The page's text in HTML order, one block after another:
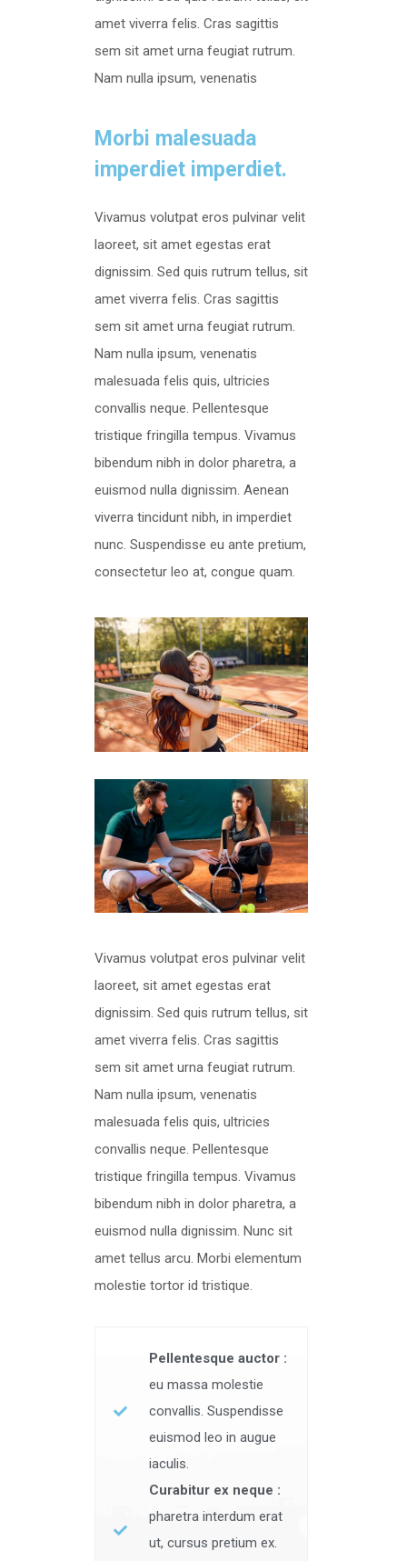
amet viverra felis. Cras sagittis
sem sit amet urna feugiat rutrum.
Nam nulla ipsum, venenatis
Morbi malesuada
imperdiet imperdiet.
Vivamus volutpat eros pulvinar velit
laoreet, sit amet egestas erat
dignissim. Sed quis rutrum tellus, sit
amet viverra felis. Cras sagittis
sem sit amet urna feugiat rutrum.
Nam nulla ipsum, venenatis
malesuada felis quis, ultricies
convallis neque. Pellentesque
tristique fringilla tempus. Vivamus
bibendum nibh in dolor pharetra, a
euismod nulla dignissim. Aenean
viverra tincidunt nibh, in imperdiet
nunc. Suspendisse eu ante pretium,
consectetur leo at, congue quam.
Vivamus volutpat eros pulvinar velit
laoreet, sit amet egestas erat
dignissim. Sed quis rutrum tellus, sit
amet viverra felis. Cras sagittis
sem sit amet urna feugiat rutrum.
Nam nulla ipsum, venenatis
malesuada felis quis, ultricies
convallis neque. Pellentesque
tristique fringilla tempus. Vivamus
bibendum nibh in dolor pharetra, a
euismod nulla dignissim. Nunc sit
amet tellus arcu. Morbi elementum
molestie tortor id tristique.
Pellentesque auctor :
eu massa molestie
convallis. Suspendisse
euismod leo in augue
iaculis.
Curabitur ex neque :
pharetra interdum erat
ut, cursus pretium ex.